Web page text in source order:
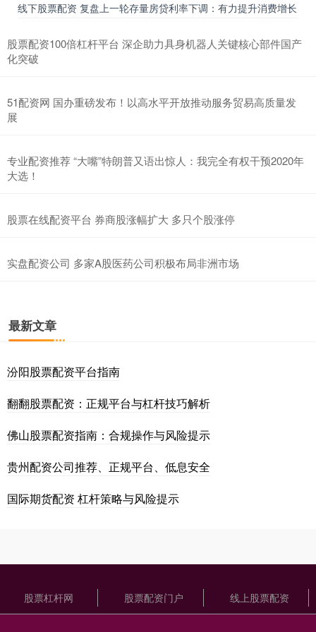
线下股票配资 复盘上一轮存量房贷利率下调：有力提升消费增长
股票配资100倍杠杆平台 深企助力具身机器人关键核心部件国产
化突破
51配资网 国办重磅发布！以高水平开放推动服务贸易高质量发
展
专业配资推荐 “大嘴”特朗普又语出惊人：我完全有权干预2020年
大选！
股票在线配资平台 券商股涨幅扩大 多只个股涨停
实盘配资公司 多家A股医药公司积极布局非洲市场
最新文章
汾阳股票配资平台指南
翻翻股票配资：正规平台与杠杆技巧解析
佛山股票配资指南：合规操作与风险提示
贵州配资公司推荐、正规平台、低息安全
国际期货配资 杠杆策略与风险提示
股票杠杆网 股票配资门户 线上股票配资